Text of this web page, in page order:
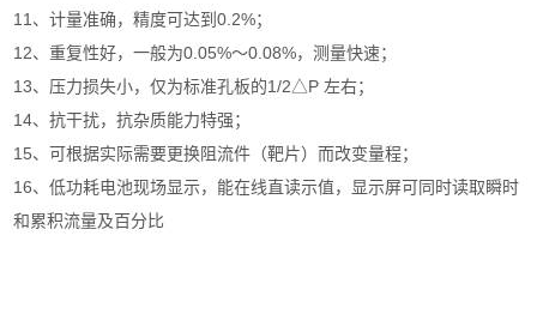
11、计量准确，精度可达到0.2%；
12、重复性好，一般为0.05%～0.08%，测量快速；
13、压力损失小，仅为标准孔板的1/2△P 左右；
14、抗干扰，抗杂质能力特强；
15、可根据实际需要更换阻流件（靶片）而改变量程；
16、低功耗电池现场显示，能在线直读示值，显示屏可同时读取瞬时
和累积流量及百分比